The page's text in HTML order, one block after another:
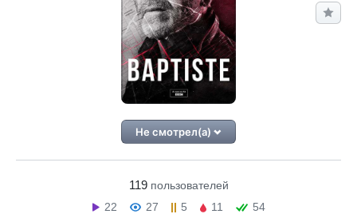
Не смотрел(а)
119 пользователей
22
27 5 11 54